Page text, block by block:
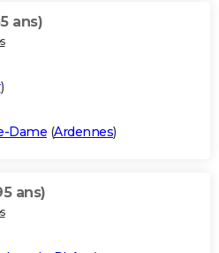
ans)
)
Dame (Ardennes)
ans)